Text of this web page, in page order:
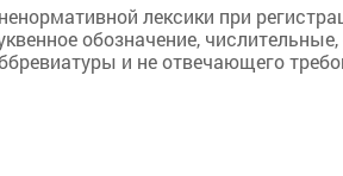
лексики при
обозначение,
и не отвечающего